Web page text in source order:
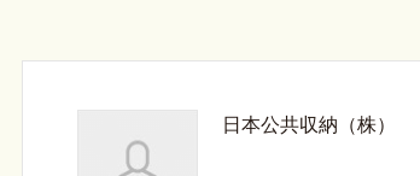
日本公共収納（株）